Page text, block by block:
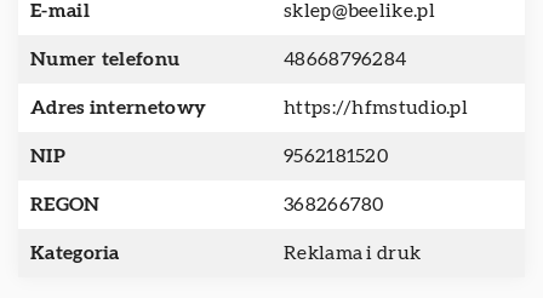
E-mail sklep@beelike.pl
Numer telefonu 48668796284
Adres internetowy https://hfmstudio.pl
NIP 9562181520
REGON 368266780
Kategoria Reklama i druk